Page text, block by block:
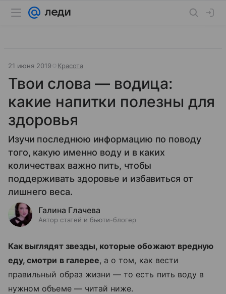
21 июня 2019 Красота
Твои слова — водица:
какие напитки полезны для
здоровья
Изучи последнюю информацию по поводу
того, какую именно воду и в каких
количествах важно пить, чтобы
поддерживать здоровье и избавиться от
лишнего веса.
Галина Глачева
Автор статей и бьюти-блогер
Как выглядят звезды, которые обожают вредную
еду, смотри в галерее, а о том, как вести
правильный образ жизни — то есть пить воду в
нужном объеме — читай ниже.